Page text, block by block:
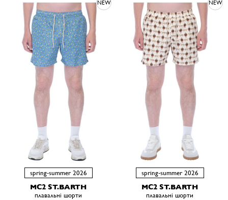
NEW
spring-summer 2026
MC2 ST.BARTH
плавальні шорти
NEW
spring-summer 2026
MC2 ST.BARTH
плавальні шорти